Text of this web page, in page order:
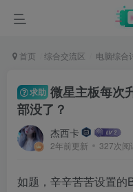
首页 综合交流区 电脑综合
求助 微星主板每次
部没了？
杰西卡
2年前更新 327次阅
如题，辛辛苦苦设置的